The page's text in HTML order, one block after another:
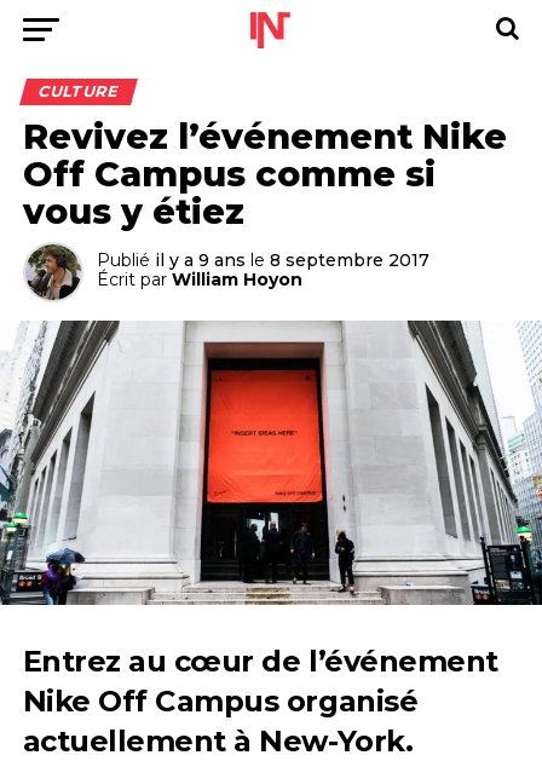
CULTURE
Revivez l’événement Nike
Off Campus comme si
vous y étiez
Publié il y a 9 ans le 8 septembre 2017
Écrit par William Hoyon
Entrez au cœur de l’événement
Nike Off Campus organisé
actuellement à New-York.